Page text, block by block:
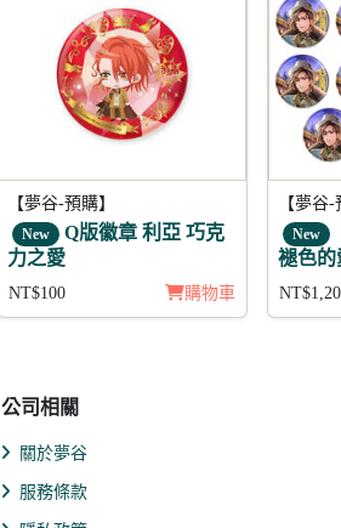
【夢谷-預購】
New Q版徽章 利亞 巧克
力之愛
NT$100 購物車
【夢谷-
New
褪色的
11入組
公司相關
關於夢谷
服務條款